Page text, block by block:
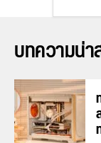
บทความน่า